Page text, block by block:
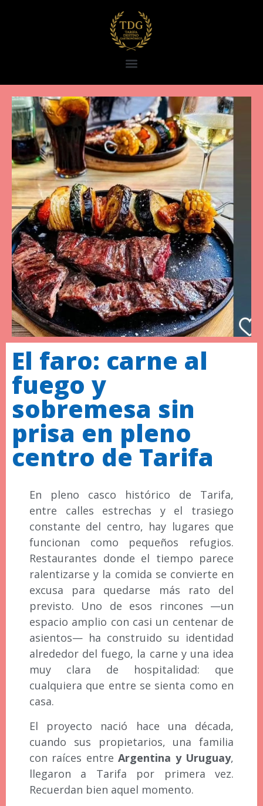
El faro: carne al
fuego y
sobremesa sin
prisa en pleno
centro de Tarifa
En pleno casco histórico de Tarifa,
entre calles estrechas y el trasiego
constante del centro, hay lugares que
funcionan como pequeños refugios.
Restaurantes donde el tiempo parece
ralentizarse y la comida se convierte en
excusa para quedarse más rato del
previsto. Uno de esos rincones —un
espacio amplio con casi un centenar de
asientos— ha construido su identidad
alrededor del fuego, la carne y una idea
muy clara de hospitalidad: que
cualquiera que entre se sienta como en
casa.
El proyecto nació hace una década,
cuando sus propietarios, una familia
con raíces entreArgentina y Uruguay,
llegaron a Tarifa por primera vez.
Recuerdan bien aquel momento.